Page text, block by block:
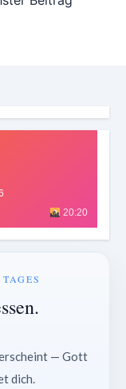
20:20
— Gott
dich.